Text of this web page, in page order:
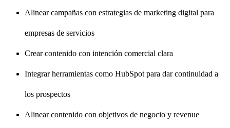
Alinear campañas con estrategias de marketing digital para
empresas de servicios
Crear contenido con intención comercial clara
Integrar herramientas como HubSpot para dar continuidad a
los prospectos
Alinear contenido con objetivos de negocio y revenue